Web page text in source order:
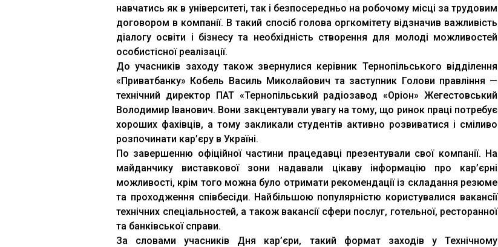
навчатись як в університеті, так і безпосередньо на робочому місці за трудовим
договором в компанії. В такий спосіб голова оргкомітету відзначив важливість
діалогу освіти і бізнесу та необхідність створення для молоді можливостей
особистісної реалізації.
До учасників заходу також звернулися керівник Тернопільського відділення
«Приватбанку» Кобель Василь Миколайович та заступник Голови правління —
технічний директор ПАТ «Тернопільський радіозавод «Оріон» Жегестовський
Володимир Іванович. Вони закцентували увагу на тому, що ринок праці потребує
хороших фахівців, а тому закликали студентів активно розвиватися і сміливо
розпочинати кар’єру в Україні.
По завершенню офіційної частини працедавці презентували свої компанії. На
майданчику виставкової зони надавали цікаву інформацію про кар’єрні
можливості, крім того можна було отримати рекомендації із складання резюме
та проходження співбесіди. Найбільшою популярністю користувалися вакансії
технічних спеціальностей, а також вакансії сфери послуг, готельної, ресторанної
та банківської справи.
За словами учасників Дня кар’єри, такий формат заходів у Технічному